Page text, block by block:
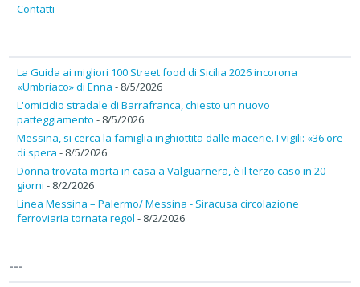
Contatti
La Guida ai migliori 100 Street food di Sicilia 2026 incorona
«Umbriaco» di Enna - 8/5/2026
L'omicidio stradale di Barrafranca, chiesto un nuovo
patteggiamento - 8/5/2026
Messina, si cerca la famiglia inghiottita dalle macerie. I vigili: «36 ore
di spera - 8/5/2026
Donna trovata morta in casa a Valguarnera, è il terzo caso in 20
giorni - 8/2/2026
Linea Messina – Palermo/ Messina - Siracusa circolazione
ferroviaria tornata regol - 8/2/2026
---